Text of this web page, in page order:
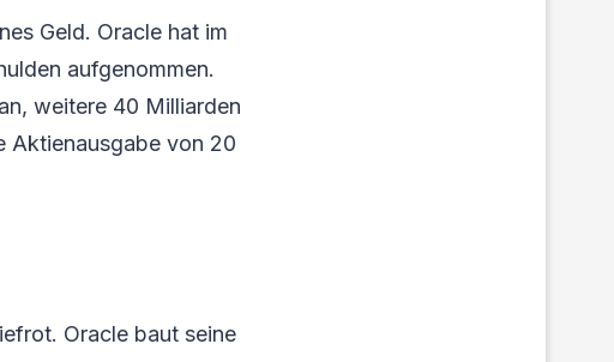
Geld. Oracle hat im
aufgenommen.
weitere 40 Milliarden
Aktienausgabe von 20
Oracle baut seine